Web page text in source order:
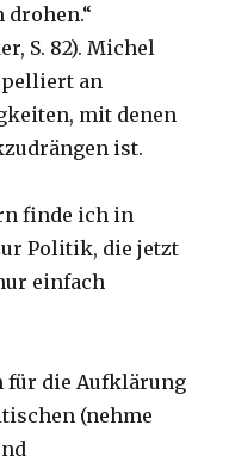
drohen.“
S. 82). Michel
an
mit denen
ist.
finde ich in
Politik, die jetzt
einfach
für die Aufklärung
(nehme